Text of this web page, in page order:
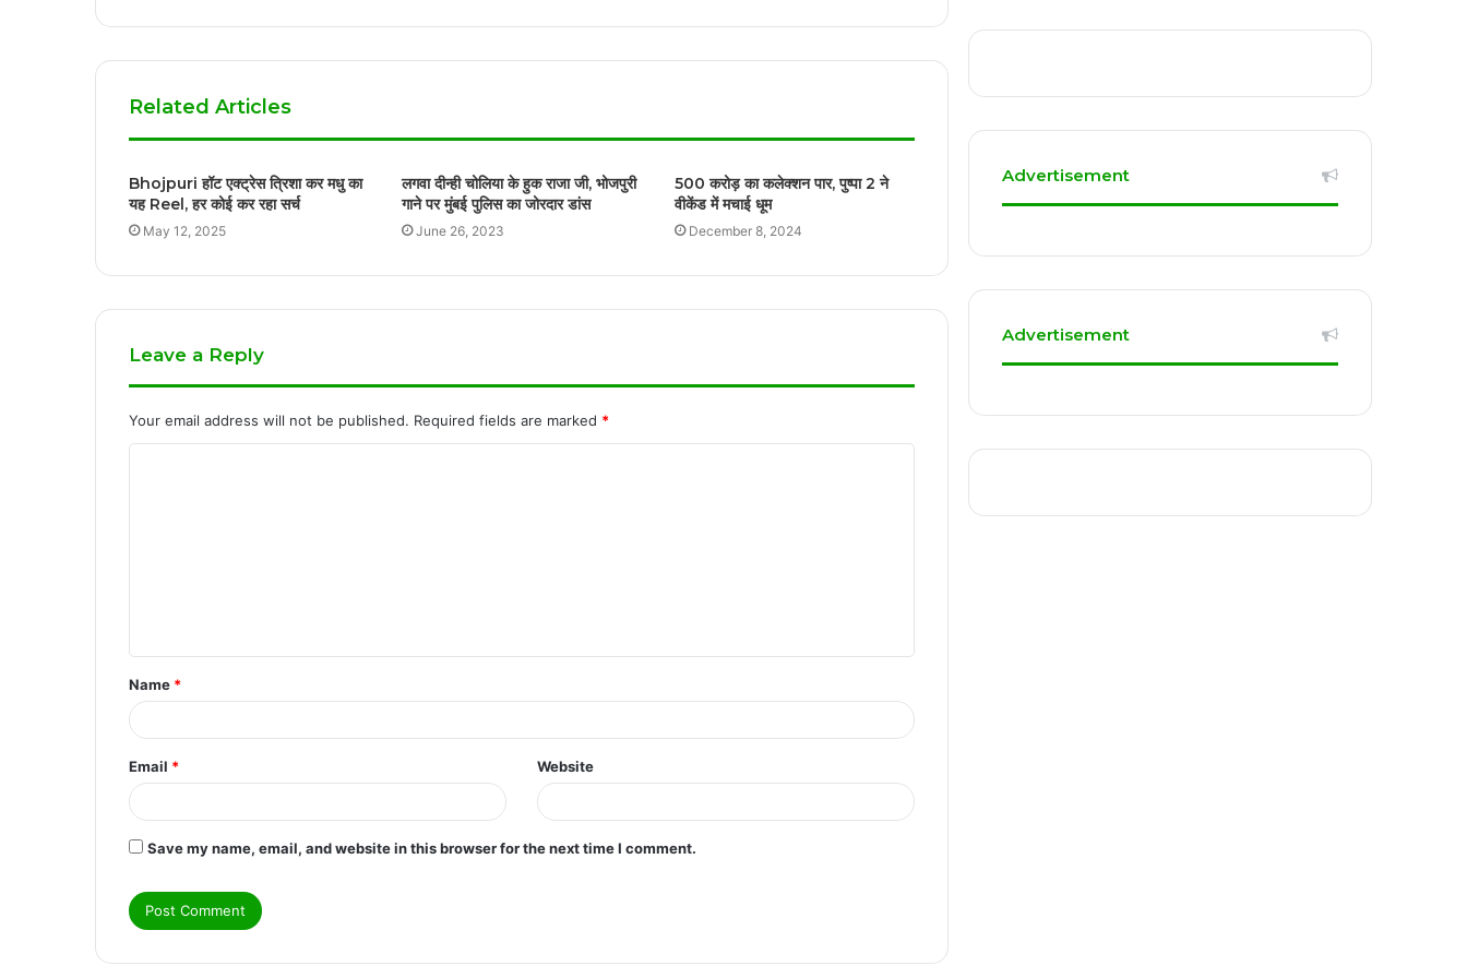
Sanon की फिल्म‘तेरे इश्क में’ की टीम ने फिल्म की
शानदार ओपनिंग का जयपुर में मनाया जश्न
बनाना अस्पताल कर्मचारी को पड़ा भारी; पुलिस ने
Care Asia अस्पताल में भर्ती
Related Articles
Bhojpuri हॉट एक्ट्रेस त्रिशा कर मधु का
यह Reel, हर कोई कर रहा सर्च
May 12, 2025
लगवा दीन्ही चोलिया के हुक राजा जी, भोजपुरी
गाने पर मुंबई पुलिस का जोरदार डांस
June 26, 2023
500 करोड़ का कलेक्शन पार, पुष्पा 2 ने
वीकेंड में मचाई धूम
December 8, 2024
Leave a Reply
Your email address will not be published. Required fields are marked *
t
*
Name *
Email * Website
Save my name, email, and website in this browser for the next time I comment.
Advertisement
Advertisement